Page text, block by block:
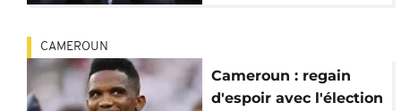
CAMEROUN
Cameroun : regain
d'espoir avec l'élection